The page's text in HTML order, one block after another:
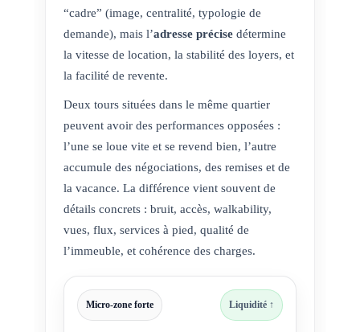
“cadre” (image, centralité, typologie de
demande), mais l’adresse précise détermine
la vitesse de location, la stabilité des loyers, et
la facilité de revente.
Deux tours situées dans le même quartier
peuvent avoir des performances opposées :
l’une se loue vite et se revend bien, l’autre
accumule des négociations, des remises et de
la vacance. La différence vient souvent de
détails concrets : bruit, accès, walkability,
vues, flux, services à pied, qualité de
l’immeuble, et cohérence des charges.
Micro-zone forte Liquidité ↑